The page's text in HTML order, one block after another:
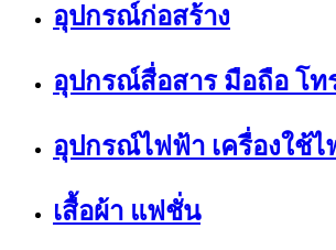
อุปกรณ์ก่อสร้าง
อุปกรณ์สื่อสาร มือถือ โท
อุปกรณ์ไฟฟ้า เครื่องใช้ไ
เสื้อผ้า แฟชั่น